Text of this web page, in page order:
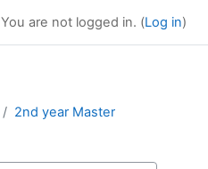
You are not logged in. (Log in)
2nd year Master